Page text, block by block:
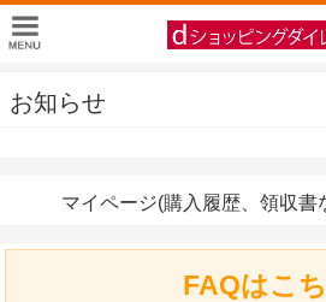
お知らせ
マイページ(購入履歴、領収書
FAQはこ